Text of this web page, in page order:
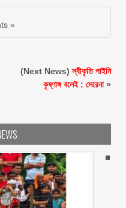
»
(Next News)স্বীকৃতি পাইনি
কৃষ্ণাঙ্গ বলেই : সেরেনা»